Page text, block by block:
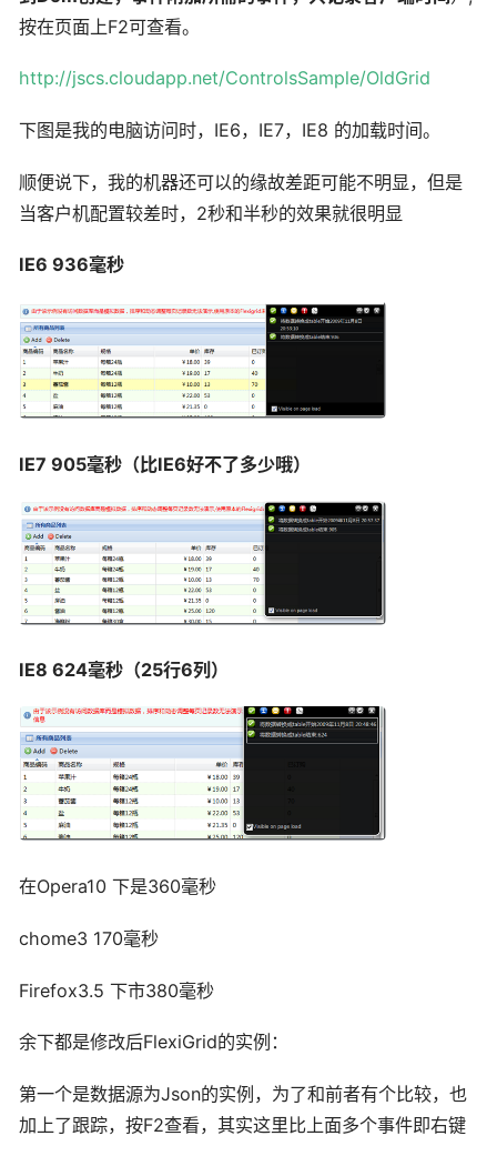
按在页面上F2可查看。
http://jscs.cloudapp.net/ControlsSample/OldGrid
下图是我的电脑访问时，IE6，IE7，IE8 的加载时间。
顺便说下，我的机器还可以的缘故差距可能不明显，但是
当客户机配置较差时，2秒和半秒的效果就很明显
IE6 936毫秒
IE7 905毫秒（比IE6好不了多少哦）
IE8 624毫秒（25行6列）
在Opera10 下是360毫秒
chome3 170毫秒
Firefox3.5 下市380毫秒
余下都是修改后FlexiGrid的实例：
第一个是数据源为Json的实例，为了和前者有个比较，也
加上了跟踪，按F2查看，其实这里比上面多个事件即右键